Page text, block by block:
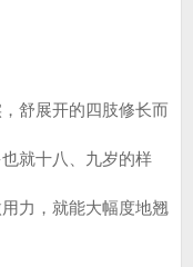
舒展开的四肢修长而
就十八、九岁的样
力，就能大幅度地翘